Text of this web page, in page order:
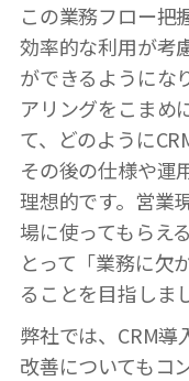
この業務フロー把
効率的な利用が考
ができるようにな
アリングをこまめ
て、
どのように
その後の仕様や運
理想的です。営業
場に使ってもらえ
とって「業務に欠
ることを目指しま
弊社では、CRM導
改善についてもコ